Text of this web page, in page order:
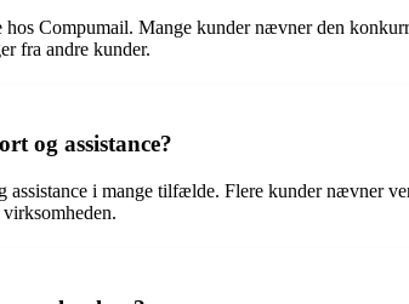
Compumail. Mange kunder nævner den
fra andre kunder.
og assistance?
i mange tilfælde. Flere kunder nævner